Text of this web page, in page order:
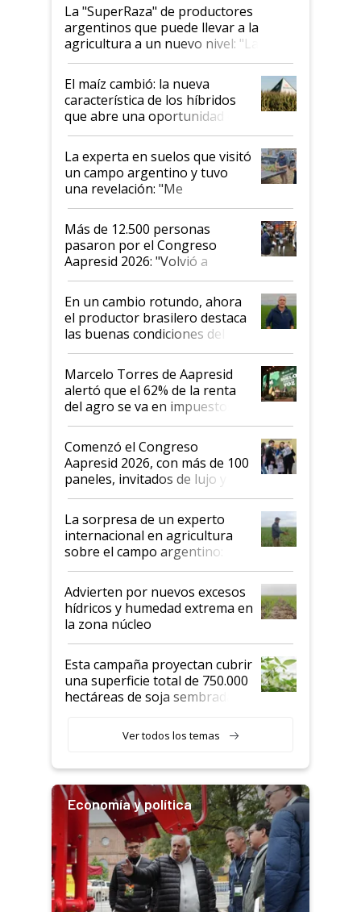
La "SuperRaza" de productores
argentinos que puede llevar a la
agricultura a un nuevo nivel: "Las
posibilidades de crecimiento son
infinitas"
El maíz cambió: la nueva
característica de los híbridos
que abre una oportunidad en
el lote
La experta en suelos que visitó
un campo argentino y tuvo
una revelación: "Me
impresionó mucho"
Más de 12.500 personas
pasaron por el Congreso
Aapresid 2026: "Volvió a
demostrar que hablar del
suelo es hablar de todo el
sistema productivo"
En un cambio rotundo, ahora
el productor brasilero destaca
las buenas condiciones del
agro argentino para invertir:
"Los veo más motivados"
Marcelo Torres de Aapresid
alertó que el 62% de la renta
del agro se va en impuestos:
"No es bueno que en
Argentina se sigan discutiendo
las mismas cosas de hace 50
años"
Comenzó el Congreso
Aapresid 2026, con más de 100
paneles, invitados de lujo y
todas las tendencias
La sorpresa de un experto
internacional en agricultura
sobre el campo argentino:
"Estoy muy impresionado"
Advierten por nuevos excesos
hídricos y humedad extrema en
la zona núcleo
Esta campaña proyectan cubrir
una superficie total de 750.000
hectáreas de soja sembradas
variedades que marcan un
salto tecnológico en genética y
Ver todos los temas
Economía y política